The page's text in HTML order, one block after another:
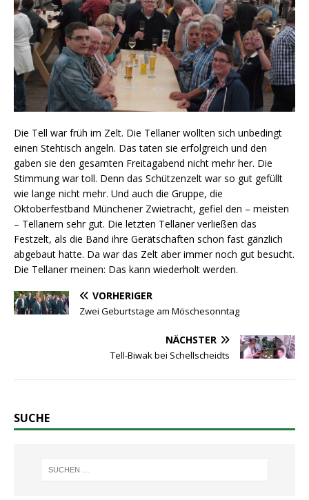
Die Tell war früh im Zelt. Die Tellaner wollten sich unbedingt
einen Stehtisch angeln. Das taten sie erfolgreich und den
gaben sie den gesamten Freitagabend nicht mehr her. Die
Stimmung war toll. Denn das Schützenzelt war so gut gefüllt
wie lange nicht mehr. Und auch die Gruppe, die
Oktoberfestband Münchener Zwietracht, gefiel den – meisten
– Tellanern sehr gut. Die letzten Tellaner verließen das
Festzelt, als die Band ihre Gerätschaften schon fast gänzlich
abgebaut hatte. Da war das Zelt aber immer noch gut besucht.
Die Tellaner meinen: Das kann wiederholt werden.
VORHERIGER
Zwei Geburtstage am Möschesonntag
NÄCHSTER
Tell-Biwak bei Schellscheidts
SUCHE